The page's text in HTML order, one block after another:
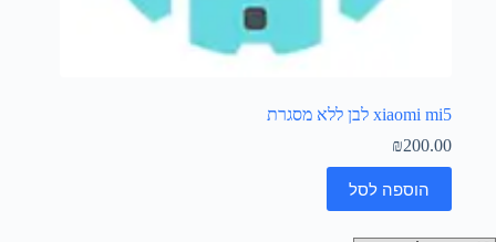
xiaomi mi5 לבן ללא מסגרת
₪200.00
הוספה לסל